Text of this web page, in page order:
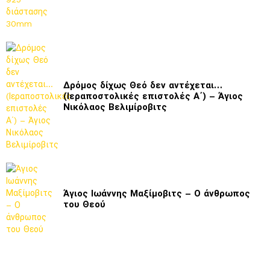
Δρόμος δίχως Θεό δεν αντέχεται…
(Ιεραποστολικές επιστολές Α΄) – Άγιος
Νικόλαος Βελιμίροβιτς
Άγιος Ιωάννης Μαξίμοβιτς – Ο άνθρωπος
του Θεού